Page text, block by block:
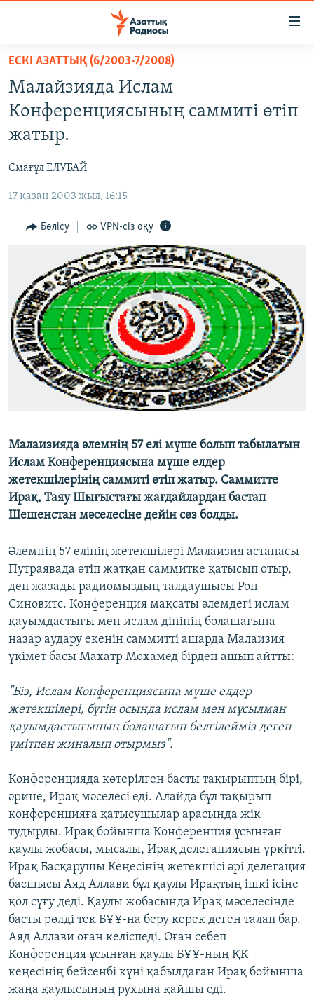
Skip
main
content
to
main
Navigation
Skip
Search
САЯСАТ
AZATTYQTV
АДАМ ҚҰҚЫҚТАРЫ
ӘЛЕУМЕТ
ӘЛЕМ
АРНАЙЫ ЖОБАЛАР
Русский
ЖАЗЫЛЫҢЫЗ
Басқа тілдерде
ЕСКІ АЗАТТЫҚ (6/2003-7/2008)
Малайзияда Ислам
Конференциясының саммиті өтіп
жатыр.
Смағұл ЕЛУБАЙ
17 қазан 2003 жыл, 16:15
Бөлісу VPN-сіз оқу
Малаизияда әлемнің 57 елі мүше болып табылатын
Ислам Конференциясына мүше елдер
жетекшілерінің саммиті өтіп жатыр. Саммитте
Ирақ, Таяу Шығыстағы жағдайлардан бастап
Шешенстан мәселесіне дейін сөз болды.
Әлемнің 57 елінің жетекшілері Малаизия астанасы
Путраявада өтіп жатқан саммитке қатысып отыр,
деп жазады радиомыздың талдаушысы Рон
Синовитс. Конференция мақсаты әлемдегі ислам
қауымдастығы мен ислам дінінің болашағына
назар аудару екенін саммитті ашарда Малаизия
үкімет басы Махатр Мохамед бірден ашып айтты:
"Біз, Ислам Конференциясына мүше елдер
жетекшілері, бүгін осында ислам мен мұсылман
қауымдастығының болашағын белгілейміз деген
үмітпен жиналып отырмыз".
Конференцияда көтерілген басты тақырыптың бірі,
әрине, Ирақ мәселесі еді. Алайда бұл тақырып
конференцияға қатысушылар арасында жік
тудырды. Ирақ бойынша Конференция ұсынған
қаулы жобасы, мысалы, Ирақ делегациясын үркітті.
Ирақ Басқарушы Кеңесінің жетекшісі әрі делегация
басшысы Аяд Аллави бұл қаулы Ирақтың ішкі ісіне
қол сұғу деді. Қаулы жобасында Ирақ мәселесінде
басты рөлді тек БҰҰ-на беру керек деген талап бар.
Аяд Аллави оған келіспеді. Оған себеп
Конференция ұсынған қаулы БҰҰ-ның ҚК
кеңесінің бейсенбі күні қабылдаған Ирақ бойынша
жаңа қаулысының рухына қайшы еді.